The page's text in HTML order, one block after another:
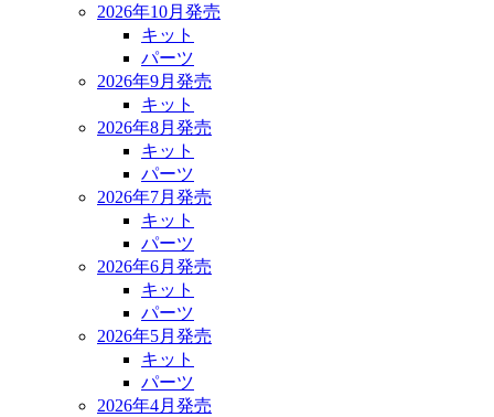
2026年10月発売
キット
パーツ
2026年9月発売
キット
2026年8月発売
キット
パーツ
2026年7月発売
キット
パーツ
2026年6月発売
キット
パーツ
2026年5月発売
キット
パーツ
2026年4月発売